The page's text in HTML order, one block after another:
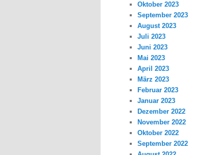
Oktober 2023
September 2023
August 2023
Juli 2023
Juni 2023
Mai 2023
April 2023
März 2023
Februar 2023
Januar 2023
Dezember 2022
November 2022
Oktober 2022
September 2022